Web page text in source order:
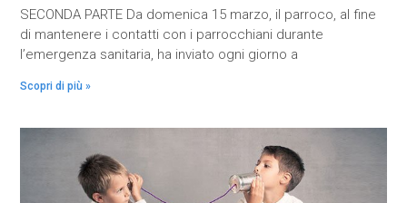
SECONDA PARTE Da domenica 15 marzo, il parroco, al fine
di mantenere i contatti con i parrocchiani durante
l’emergenza sanitaria, ha inviato ogni giorno a
Scopri di più »